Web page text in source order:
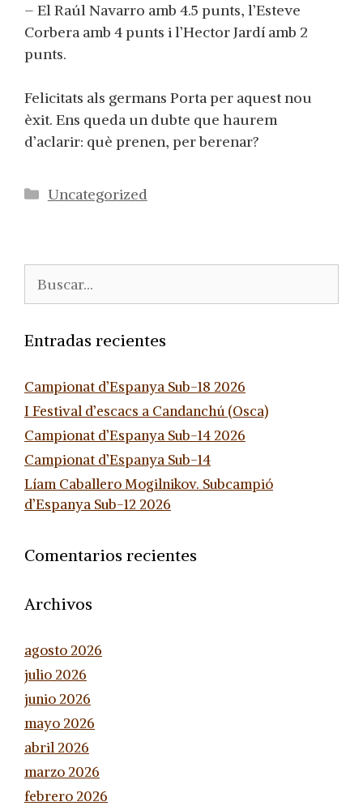
– El Raúl Navarro amb 4.5 punts, l’Esteve
Corbera amb 4 punts i l’Hector Jardí amb 2
punts.
Felicitats als germans Porta per aquest nou
èxit. Ens queda un dubte que haurem
d’aclarir: què prenen, per berenar?
Categorías
Uncategorized
Entradas recientes
Campionat d’Espanya Sub-18 2026
I Festival d’escacs a Candanchú (Osca)
Campionat d’Espanya Sub-14 2026
Campionat d’Espanya Sub-14
Líam Caballero Mogilnikov. Subcampió
d’Espanya Sub-12 2026
Comentarios recientes
Archivos
agosto 2026
julio 2026
junio 2026
mayo 2026
abril 2026
marzo 2026
febrero 2026